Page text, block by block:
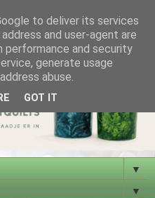
▼
▼
to deliver its services
and user-agent are
performance and security
generate usage
abuse.
GOT IT